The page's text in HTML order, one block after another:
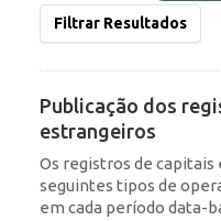
Filtrar Resultados
Publicação dos
estrangeiros
Os registros de
seguintes tipos de
em cada período data-